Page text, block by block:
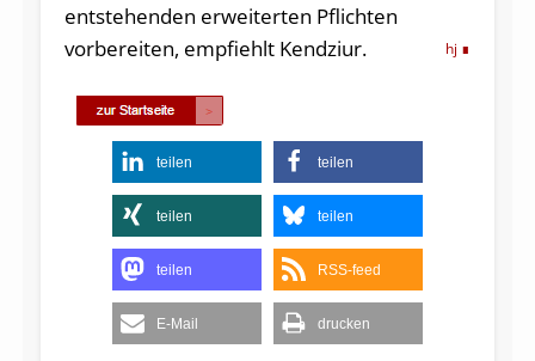
entstehenden erweiterten Pflichten
vorbereiten, empfiehlt Kendziur.
hj
teilen teilen
teilen teilen
teilen RSS-feed
E-Mail drucken